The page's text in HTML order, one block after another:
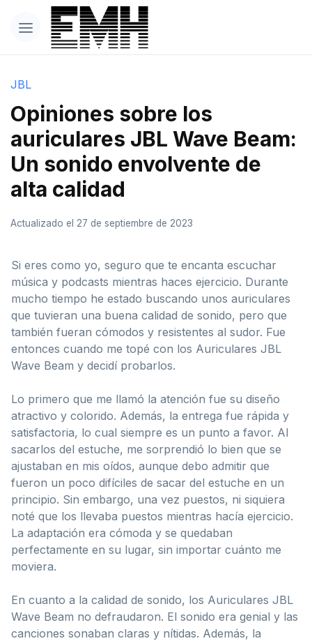
JBL
Opiniones sobre los
auriculares JBL Wave Beam:
Un sonido envolvente de
alta calidad
Actualizado el 27 de septiembre de 2023
Si eres como yo, seguro que te encanta escuchar
música y podcasts mientras haces ejercicio. Durante
mucho tiempo he estado buscando unos auriculares
que tuvieran una buena calidad de sonido, pero que
también fueran cómodos y resistentes al sudor. Fue
entonces cuando me topé con los Auriculares JBL
Wave Beam y decidí probarlos.
Lo primero que me llamó la atención fue su diseño
atractivo y colorido. Además, la entrega fue rápida y
satisfactoria, lo cual siempre es un punto a favor. Al
sacarlos del estuche, me sorprendió lo bien que se
ajustaban en mis oídos, aunque debo admitir que
fueron un poco difíciles de sacar del estuche en un
principio. Sin embargo, una vez puestos, ni siquiera
noté que los llevaba puestos mientras hacía ejercicio.
La adaptación era cómoda y se quedaban
perfectamente en su lugar, sin importar cuánto me
moviera.
En cuanto a la calidad de sonido, los Auriculares JBL
Wave Beam no defraudaron. El sonido era genial y las
canciones sonaban claras y nítidas. Además, la